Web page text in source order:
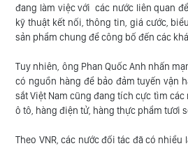
đang làm việc với các nước liên quan
kỹ thuật kết nối, thông tin, giá cước,
sản phẩm chung để công bố đến các
Tuy nhiên, ông Phan Quốc Anh nhấn
có nguồn hàng để bảo đảm tuyến vận
sắt Việt Nam cũng đang tích cực tìm
ô tô, hàng điện tử, hàng thực phẩm tươi
Theo VNR, các nước đối tác đã có nhiều